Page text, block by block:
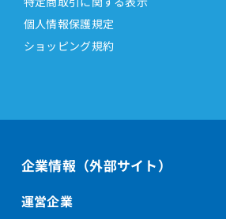
個人情報保護規定
ショッピング規約
企業情報（外部サイト）
運営企業